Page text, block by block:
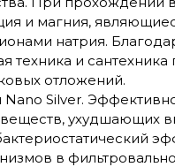
и магния,
натрия.
техника и сантехника
отложений.
Nano Silver.
ухудшающих
в